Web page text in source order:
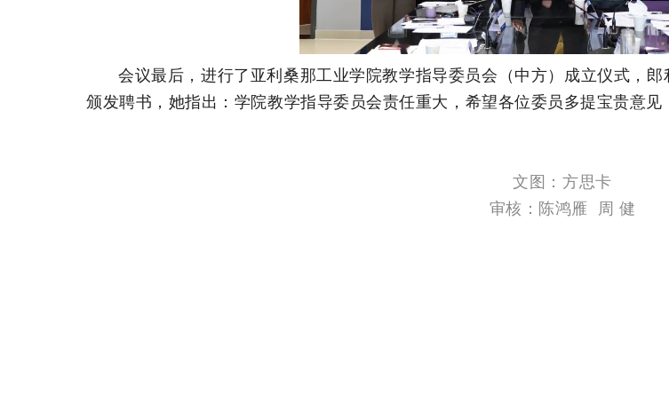
会议最后，进行了亚利桑那工业学院教学指导委员会（中方）成立仪式，
颁发聘书，她指出：学院教学指导委员会责任重大，希望各位委员多提宝贵意见
文图：方思卡
审核：陈鸿雁 周 健